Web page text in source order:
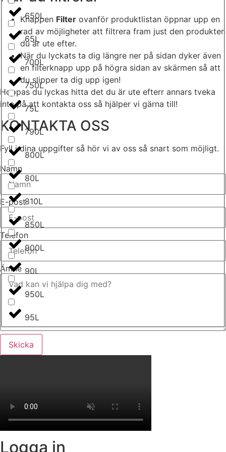
650L
65L
700L
750L
75L
790L
800L
80L
810L
850L
900L
90L
950L
95L
Knappen Filter ovanför produktlistan öppnar upp en
rad av möjligheter att filtrera fram just den produkten
du är ute efter.
När du lyckats ta dig längre ner på sidan dyker även
en filterknapp upp på högra sidan av skärmen så att
du slipper ta dig upp igen!
Hoppas du lyckas hitta det du är ute efterr annars tveka
inte på att kontakta oss så hjälper vi gärna till!
KONTAKTA OSS
Fyll i dina uppgifter så hör vi av oss så snart som möjligt.
Namn
E-post
Telefon
Ämne
Skicka
Logga in